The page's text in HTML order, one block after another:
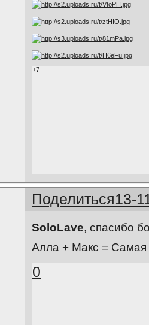
+7
Поделиться13-
SoloLave, спасибо
Алла + Макс =
0